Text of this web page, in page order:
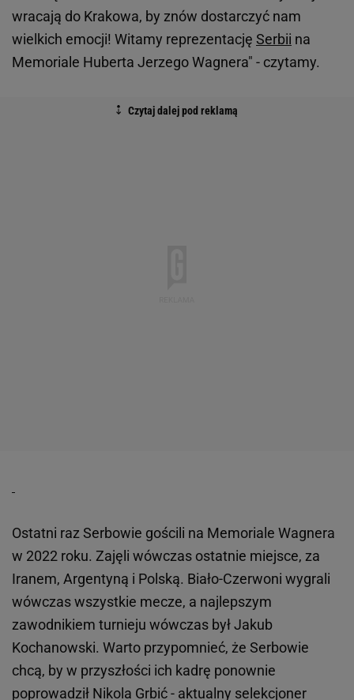
wracają do Krakowa, by znów dostarczyć nam
wielkich emocji! Witamy reprezentację Serbii na
Memoriale Huberta Jerzego Wagnera" - czytamy.
Ostatni raz Serbowie gościli na Memoriale Wagnera
w 2022 roku. Zajęli wówczas ostatnie miejsce, za
Iranem, Argentyną i Polską. Biało-Czerwoni wygrali
wówczas wszystkie mecze, a najlepszym
zawodnikiem turnieju wówczas był Jakub
Kochanowski. Warto przypomnieć, że Serbowie
chcą, by w przyszłości ich kadrę ponownie
poprowadził Nikola Grbić - aktualny selekcjoner